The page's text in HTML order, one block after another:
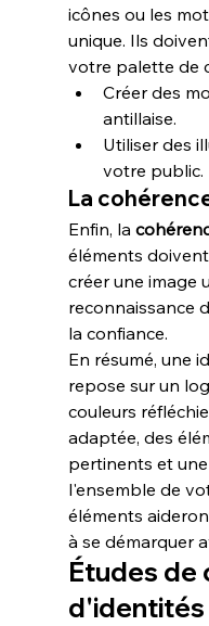
icônes ou les
unique. Ils
votre palette de
Créer des
antillaise.
Utiliser des
votre public.
La
Enfin, la
éléments
créer une image
reconnaissance
la confiance.
En résumé, une
repose sur un
couleurs
adaptée, des
pertinents et
l'ensemble de
éléments
à se démarquer
Études de
d'identités